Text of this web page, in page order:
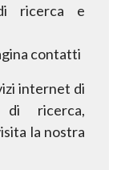
ricerca e
contatti
internet di
di ricerca,
la nostra